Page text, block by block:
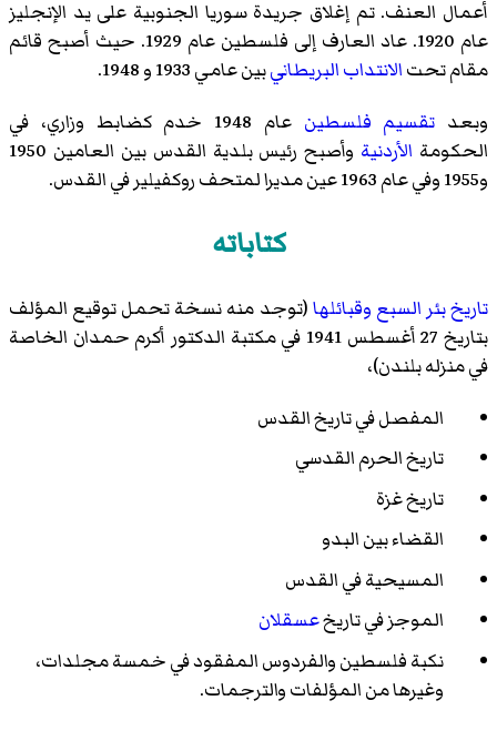
أعمال العنف. تم إغلاق جريدة سوريا الجنوبية على يد الإنجليز
عام 1920. عاد العارف إلى فلسطين عام 1929. حيث أصبح قائم
مقام تحتالانتداب البريطانيبين عامي 1933 و 1948.
وبعد تقسيم فلسطين
عام 1948 خدم كضابط وزاري، في
الحكومة الأردنية
وأصبح رئيس بلدية القدس بين العامين 1950
و1955 وفي عام 1963 عين مديرا لمتحف روكفيلير في القدس.
كتاباته
تاريخ بئر السبع وقبائلها(توجد منه نسخة تحمل توقيع المؤلف
بتاريخ 27 أغسطس 1941 في مكتبة الدكتور أكرم حمدان الخاصة
في منزله بلندن)،
المفصل في تاريخ القدس
تاريخ الحرم القدسي
تاريخ غزة
القضاء بين البدو
المسيحية في القدس
الموجز في تاريخعسقلان
نكبة فلسطين والفردوس المفقود في خمسة مجلدات،
وغيرها من المؤلفات والترجمات.